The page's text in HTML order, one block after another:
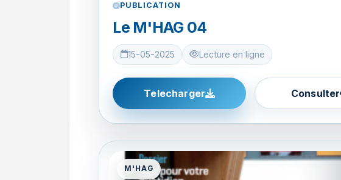
PUBLICATION
Le M'HAG 04
15-05-2025 Lecture en ligne
Telecharger Consulter
M'HAG